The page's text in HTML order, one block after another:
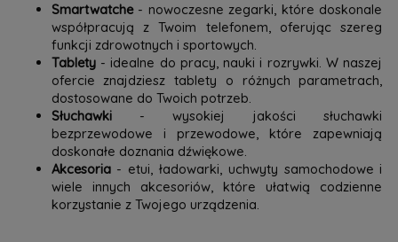
Smartwatche- nowoczesne zegarki, które doskonale
współpracują z Twoim telefonem, oferując szereg
funkcji zdrowotnych i sportowych.
Tablety- idealne do pracy, nauki i rozrywki. W naszej
ofercie znajdziesz tablety o różnych parametrach,
dostosowane do Twoich potrzeb.
Słuchawki- wysokiej jakości słuchawki
bezprzewodowe i przewodowe, które zapewniają
doskonałe doznania dźwiękowe.
Akcesoria- etui, ładowarki, uchwyty samochodowe i
wiele innych akcesoriów, które ułatwią codzienne
korzystanie z Twojego urządzenia.